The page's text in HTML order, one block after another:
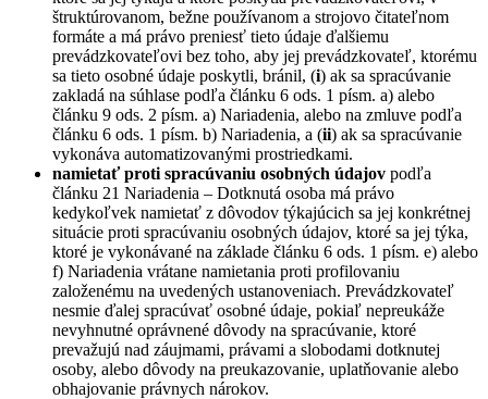
štruktúrovanom, bežne používanom a strojovo čitateľnom
formáte a má právo preniesť tieto údaje ďalšiemu
prevádzkovateľovi bez toho, aby jej prevádzkovateľ, ktorému
sa tieto osobné údaje poskytli, bránil, (i) ak sa spracúvanie
zakladá na súhlase podľa článku 6 ods. 1 písm. a) alebo
článku 9 ods. 2 písm. a) Nariadenia, alebo na zmluve podľa
článku 6 ods. 1 písm. b) Nariadenia, a (ii) ak sa spracúvanie
vykonáva automatizovanými prostriedkami.
namietať proti spracúvaniu osobných údajov podľa
článku 21 Nariadenia – Dotknutá osoba má právo
kedykoľvek namietať z dôvodov týkajúcich sa jej konkrétnej
situácie proti spracúvaniu osobných údajov, ktoré sa jej týka,
ktoré je vykonávané na základe článku 6 ods. 1 písm. e) alebo
f) Nariadenia vrátane namietania proti profilovaniu
založenému na uvedených ustanoveniach. Prevádzkovateľ
nesmie ďalej spracúvať osobné údaje, pokiaľ nepreukáže
nevyhnutné oprávnené dôvody na spracúvanie, ktoré
prevažujú nad záujmami, právami a slobodami dotknutej
osoby, alebo dôvody na preukazovanie, uplatňovanie alebo
obhajovanie právnych nárokov.